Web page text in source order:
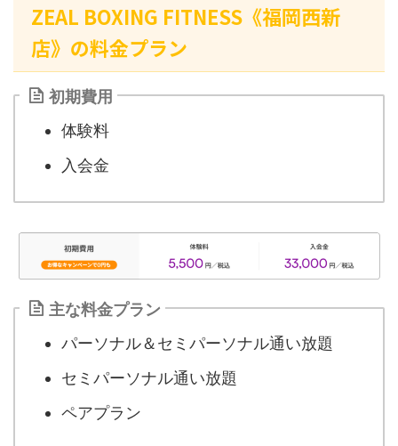
ZEAL BOXING FITNESS《福岡西新
店》の料金プラン
初期費用
体験料
入会金
主な料金プラン
パーソナル＆セミパーソナル通い放題
セミパーソナル通い放題
ペアプラン